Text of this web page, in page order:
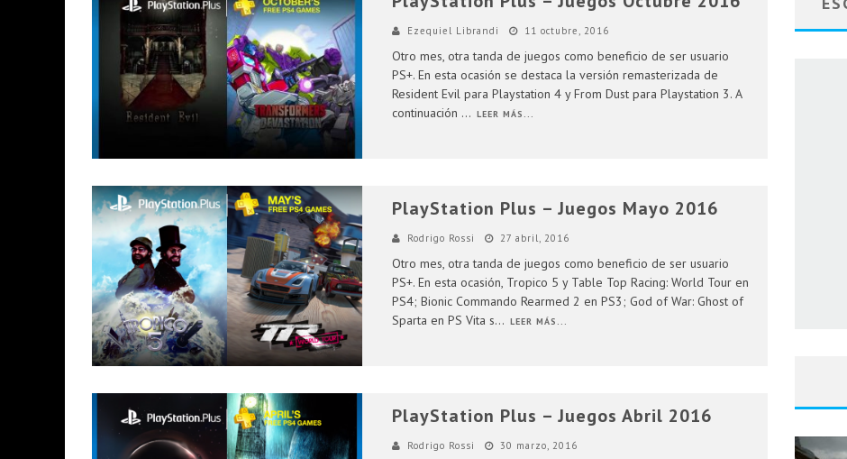
PRESENTACIÓN OFICIAL DE GEARS OF WAR 4 EN ARGENTINA
PRESENTACION WATCH DOGS 2 EN ARGENTINA
Ezequiel Librandi 11 octubre, 2016
Otro mes, otra tanda de juegos como beneficio de ser usuario
PS+. En esta ocasión se destaca la versión remasterizada de
Resident Evil para Playstation 4 y From Dust para Playstation 3. A
continuación ... LEER MÁS...
PlayStation Plus – Juegos Mayo 2016
Rodrigo Rossi 27 abril, 2016
Otro mes, otra tanda de juegos como beneficio de ser usuario
PS+. En esta ocasión, Tropico 5 y Table Top Racing: World Tour en
PS4; Bionic Commando Rearmed 2 en PS3; God of War: Ghost of
Sparta en PS Vita s... LEER MÁS...
PlayStation Plus – Juegos Abril 2016
Rodrigo Rossi 30 marzo, 2016